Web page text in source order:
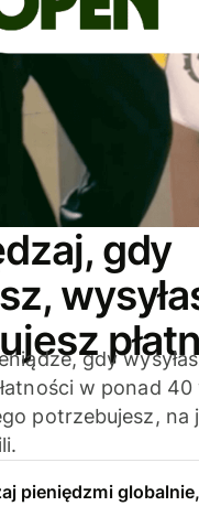
gdy
gdy
w ponad 40
potrzebujesz, na
pieniędzmi